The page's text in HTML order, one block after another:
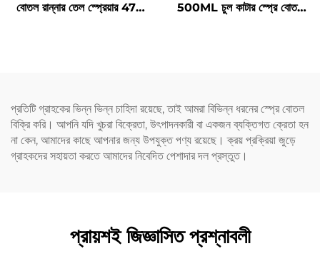
বোতল রান্নার তেল স্প্রেয়ার 470
500ML চুল কাটার স্প্রে বোতল
প্রতিটি গ্রাহকের ভিন্ন ভিন্ন চাহিদা রয়েছে, তাই আমরা বিভিন্ন ধরনের স্প্রে বোতল
বিক্রি করি। আপনি যদি খুচরা বিক্রেতা, উৎপাদনকারী বা একজন ব্যক্তিগত ক্রেতা হন
না কেন, আমাদের কাছে আপনার জন্য উপযুক্ত পণ্য রয়েছে। ক্রয় প্রক্রিয়া জুড়ে
গ্রাহকদের সহায়তা করতে আমাদের নিবেদিত পেশাদার দল প্রস্তুত।
প্রায়শই জিজ্ঞাসিত প্রশ্নাবলী